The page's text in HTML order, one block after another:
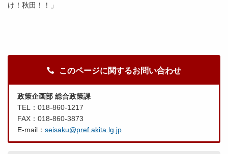
け！秋田！！」
このページに関するお問い合わせ
政策企画部 総合政策課
TEL：018-860-1217
FAX：018-860-3873
E-mail： seisaku@pref.akita.lg.jp